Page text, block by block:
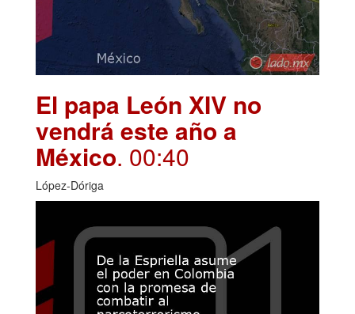
El papa León XIV no
vendrá este año a
México. 00:40
López-Dóriga